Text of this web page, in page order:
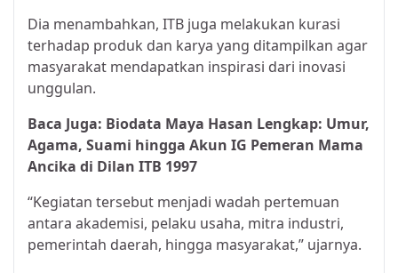
Dia menambahkan, ITB juga melakukan kurasi
terhadap produk dan karya yang ditampilkan agar
masyarakat mendapatkan inspirasi dari inovasi
unggulan.
Baca Juga: Biodata Maya Hasan Lengkap: Umur,
Agama, Suami hingga Akun IG Pemeran Mama
Ancika di Dilan ITB 1997
“Kegiatan tersebut menjadi wadah pertemuan
antara akademisi, pelaku usaha, mitra industri,
pemerintah daerah, hingga masyarakat,” ujarnya.